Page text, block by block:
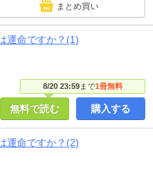
まとめ買い
運命ですか？(1)
8/20 23:59まで1冊無料
無料で読む 購入する
運命ですか？(2)